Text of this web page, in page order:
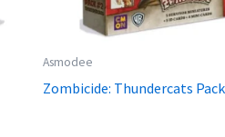
Asmodee
Zombicide: Thundercats